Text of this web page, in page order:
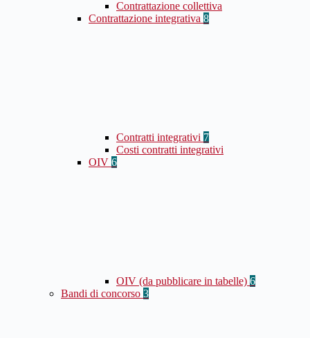
Contrattazione collettiva
Contrattazione integrativa 8
Contratti integrativi 7
Costi contratti integrativi
OIV 6
OIV (da pubblicare in tabelle) 6
Bandi di concorso 3